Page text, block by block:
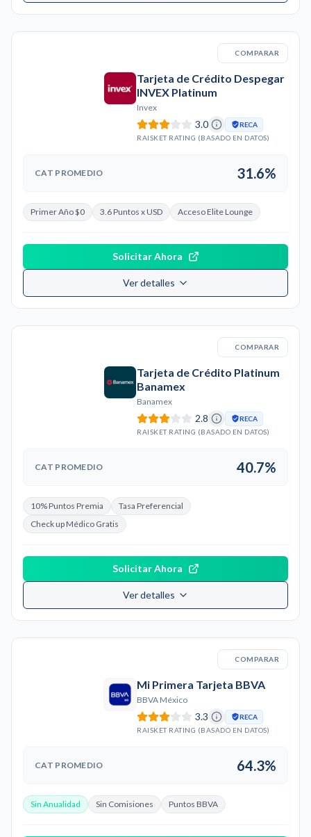
COMPARAR
Tarjeta de Crédito Despegar
INVEX Platinum
Invex
3.0
RECA
RAISKET RATING (BASADO EN DATOS)
CAT PROMEDIO 31.6%
Primer Año $0 3.6 Puntos x USD Acceso Elite Lounge
Solicitar Ahora
Ver detalles
COMPARAR
Tarjeta de Crédito Platinum
Banamex
Banamex
2.8
RECA
RAISKET RATING (BASADO EN DATOS)
CAT PROMEDIO 40.7%
10% Puntos Premia
Tasa Preferencial
Check up Médico Gratis
Solicitar Ahora
Ver detalles
COMPARAR
Mi Primera Tarjeta BBVA
BBVA México
3.3
RECA
RAISKET RATING (BASADO EN DATOS)
CAT PROMEDIO 64.3%
Sin Anualidad Sin Comisiones Puntos BBVA